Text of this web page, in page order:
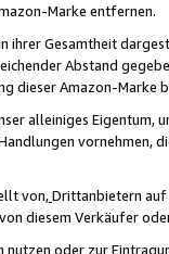
Marke entfernen.
ihrer Gesamtheit
Abstand
dieser Amazon-Marke
alleiniges
vornehmen,
von,Drittanbietern auf
diesem Verkäufer
oder zur